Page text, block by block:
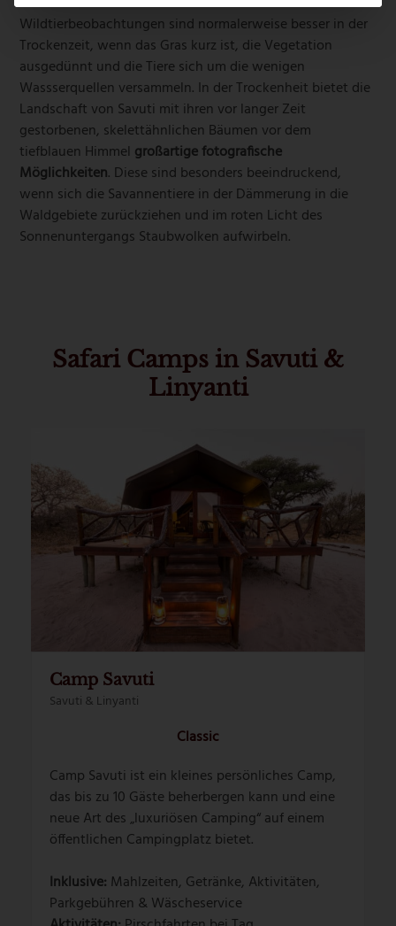
Wildtierbeobachtungen sind normalerweise besser in der
Trockenzeit, wenn das Gras kurz ist, die Vegetation
ausgedünnt und die Tiere sich um die wenigen
Wassserquellen versammeln. In der Trockenheit bietet die
Landschaft von Savuti mit ihren vor langer Zeit
gestorbenen, skelettähnlichen Bäumen vor dem
tiefblauen Himmel großartige fotografische
Möglichkeiten. Diese sind besonders beeindruckend,
wenn sich die Savannentiere in der Dämmerung in die
Waldgebiete zurückziehen und im roten Licht des
Sonnenuntergangs Staubwolken aufwirbeln.
Safari Camps in Savuti &
Linyanti
Camp Savuti
Savuti & Linyanti
Classic
Camp Savuti ist ein kleines persönliches Camp,
das bis zu 10 Gäste beherbergen kann und eine
neue Art des „luxuriösen Camping“ auf einem
öffentlichen Campingplatz bietet.
Inklusive: Mahlzeiten, Getränke, Aktivitäten,
Parkgebühren & Wäscheservice